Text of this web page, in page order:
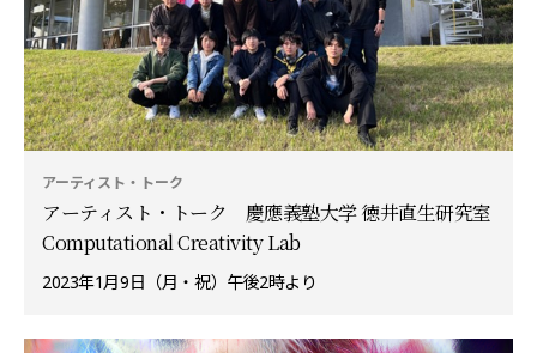
アーティスト・トーク
アーティスト・トーク 慶應義塾大学 徳井直生研究室
Computational Creativity Lab
2023年1月9日（月・祝）午後2時より